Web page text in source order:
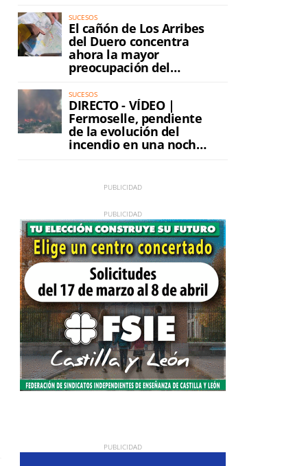
SUCESOS
El cañón de Los Arribes
del Duero concentra
ahora la mayor
preocupación del
incendio
SUCESOS
DIRECTO - VÍDEO |
Fermoselle, pendiente
de la evolución del
incendio en una noche